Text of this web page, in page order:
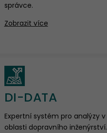
správce.
Zobrazit více
DI-DATA
Expertní systém pro analýzy v
oblasti dopravního inženýrství.